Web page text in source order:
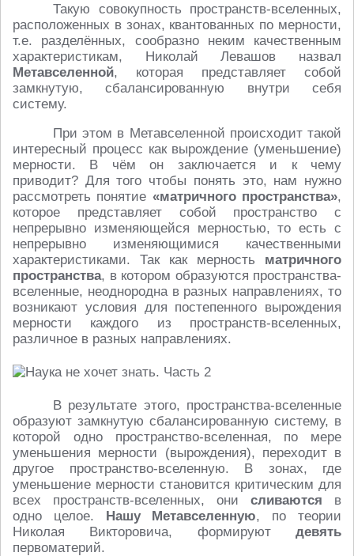
Такую совокупность пространств-вселенных,
расположенных в зонах, квантованных по мерности,
т.е. разделённых, сообразно неким качественным
характеристикам, Николай Левашов назвал
Метавселенной, которая представляет собой
замкнутую, сбалансированную внутри себя
систему.
При этом в Метавселенной происходит такой
интересный процесс как вырождение (уменьшение)
мерности. В чём он заключается и к чему
приводит? Для того чтобы понять это, нам нужно
рассмотреть понятие «матричного пространства»,
которое представляет собой пространство с
непрерывно изменяющейся мерностью, то есть с
непрерывно изменяющимися качественными
характеристиками. Так как мерность матричного
пространства, в котором образуются пространства-
вселенные, неоднородна в разных направлениях, то
возникают условия для постепенного вырождения
мерности каждого из пространств-вселенных,
различное в разных направлениях.
В результате этого, пространства-вселенные
образуют замкнутую сбалансированную систему, в
которой одно пространство-вселенная, по мере
уменьшения мерности (вырождения), переходит в
другое пространство-вселенную. В зонах, где
уменьшение мерности становится критическим для
всех пространств-вселенных, они сливаются в
одно целое. Нашу Метавселенную, по теории
Николая Викторовича, формируют девять
первоматерий.